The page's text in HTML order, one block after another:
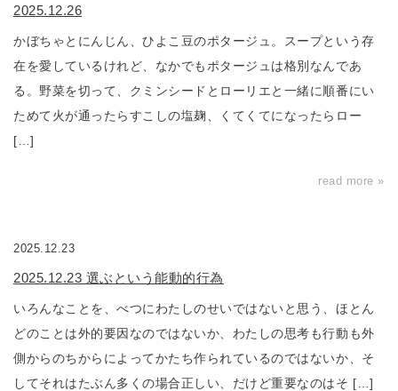
2025.12.26
かぼちゃとにんじん、ひよこ豆のポタージュ。スープという存
在を愛しているけれど、なかでもポタージュは格別なんであ
る。野菜を切って、クミンシードとローリエと一緒に順番にい
ためて火が通ったらすこしの塩麹、くてくてになったらロー
[…]
read more »
2025.12.23
2025.12.23 選ぶという能動的行為
いろんなことを、べつにわたしのせいではないと思う、ほとん
どのことは外的要因なのではないか、わたしの思考も行動も外
側からのちからによってかたち作られているのではないか、そ
してそれはたぶん多くの場合正しい、だけど重要なのはそ […]